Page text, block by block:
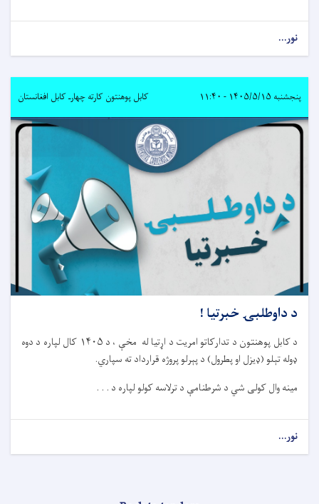
نور...
پنجشنبه ۱۴۰۵/۵/۱۵ - ۱۱:۴۰ کابل پوهنتون کارته چهارـ کابل افغانستان
د داوطلبۍ خبرتیا !
د کابل پوهنتون د تدارکاتو امریت د اړتیا له مخې ، د ۱۴۰۵ کال لپاره د دوه
ډوله تېلو (ډیزل او پطرول) د پېرلو پروژه قرارداد ته سپاري.
مینه وال کولی شي د شرطنامې د ترلاسه کولو لپاره د . . .
نور...